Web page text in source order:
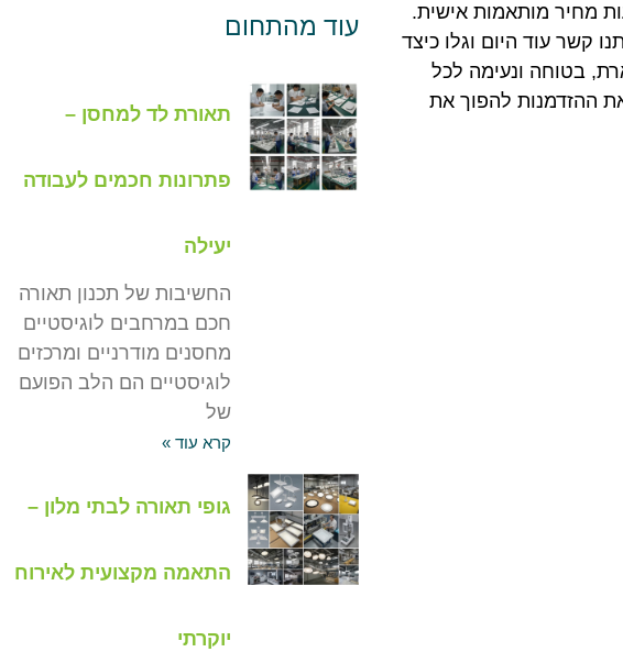
מחיר מותאמות אישית.
קשר עוד היום וגלו כיצד
בטוחה ונעימה לכל
ההזדמנות להפוך את
עוד מהתחום
תאורת לד למחסן –
פתרונות חכמים לעבודה
יעילה
החשיבות של תכנון תאורה
חכם במרחבים לוגיסטיים
מחסנים מודרניים ומרכזים
לוגיסטיים הם הלב הפועם
של
קרא עוד »
גופי תאורה לבתי מלון –
התאמה מקצועית לאירוח
יוקרתי